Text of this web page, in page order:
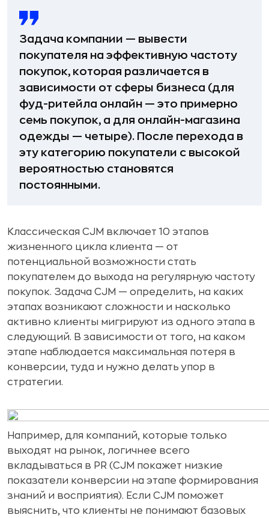
Задача компании — вывести
покупателя на эффективную частоту
покупок, которая различается в
зависимости от сферы бизнеса (для
фуд-ритейла онлайн — это примерно
семь покупок, а для онлайн-магазина
одежды — четыре). После перехода в
эту категорию покупатели с высокой
вероятностью становятся
постоянными.
Классическая CJM включает 10 этапов
жизненного цикла клиента — от
потенциальной возможности стать
покупателем до выхода на регулярную частоту
покупок. Задача CJM — определить, на каких
этапах возникают сложности и насколько
активно клиенты мигрируют из одного этапа в
следующий. В зависимости от того, на каком
этапе наблюдается максимальная потеря в
конверсии, туда и нужно делать упор в
стратегии.
Например, для компаний, которые только
выходят на рынок, логичнее всего
вкладываться в PR (CJM покажет низкие
показатели конверсии на этапе формирования
знаний и восприятия). Если CJM поможет
выяснить, что клиенты не понимают базовых